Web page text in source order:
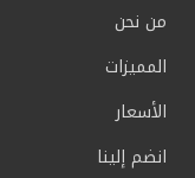
من نحن
المميزات
الأسعار
انضم إلينا